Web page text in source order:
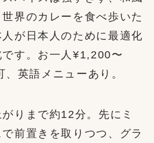
界のカレーを食べ歩いた
が日本人のために最適化
です。お一人¥1,200〜
英語メニューあり。
りまで約12分。先にミ
前置きを取りつつ、グラ